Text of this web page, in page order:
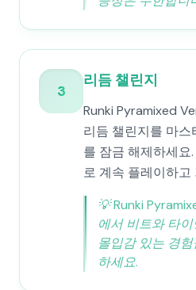
3
리듬 챌린지
Runki Pyramixed
리듬 챌린지를 마
를 잠금 해제하세
로 계속 플레이하
💡Runki
에서 비트와 타
몰입감 있는 경
하세요.